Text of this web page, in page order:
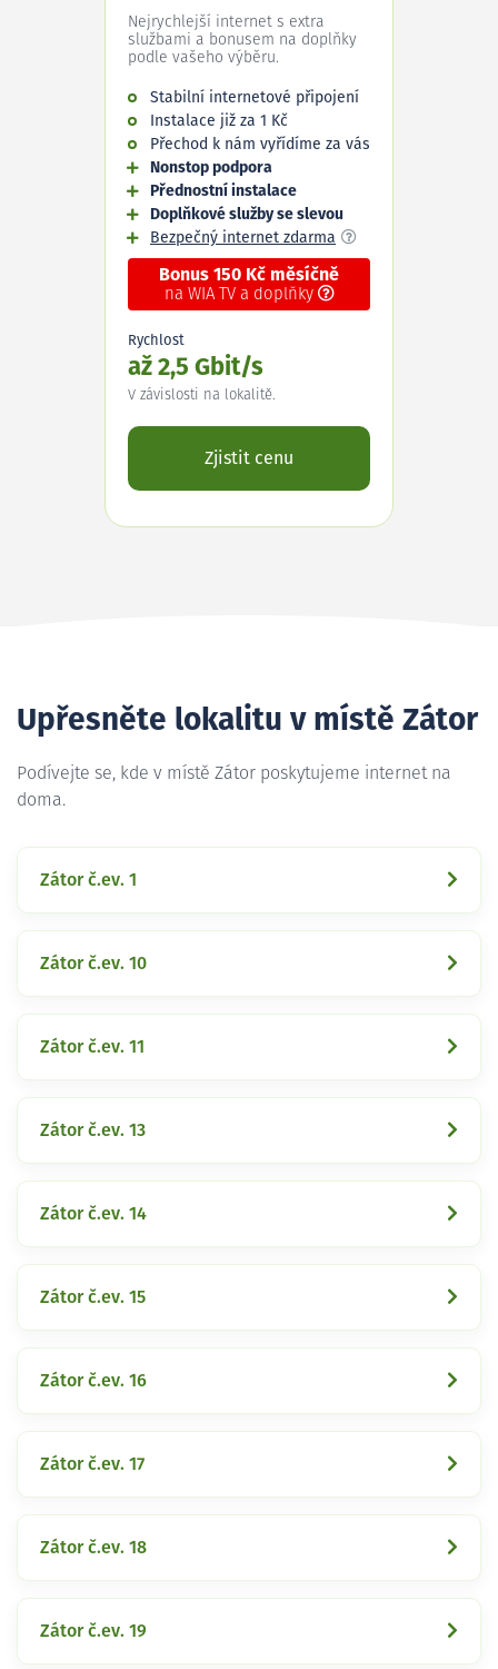
Nejrychlejší internet s extra
službami a bonusem na doplňky
podle vašeho výběru.
Stabilní internetové připojení
Instalace již za 1 Kč
Přechod k nám vyřídíme za vás
Nonstop podpora
Přednostní instalace
Doplňkové služby se slevou
Bezpečný internet zdarma
Bonus 150 Kč měsíčně
na WIA TV a doplňky
Rychlost
až 2,5 Gbit/s
V závislosti na lokalitě.
Zjistit cenu
Upřesněte lokalitu v místě Zátor
Podívejte se, kde v místě Zátor poskytujeme internet na
doma.
Zátor č.ev. 1
Zátor č.ev. 10
Zátor č.ev. 11
Zátor č.ev. 13
Zátor č.ev. 14
Zátor č.ev. 15
Zátor č.ev. 16
Zátor č.ev. 17
Zátor č.ev. 18
Zátor č.ev. 19